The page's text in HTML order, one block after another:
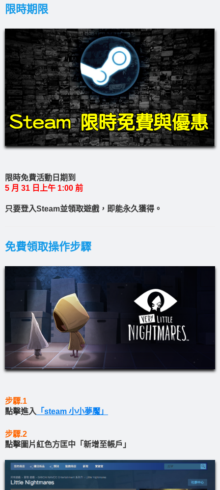
限時期限
限時免費活動日期到
5 月 31 日上午 1:00 前
只要登入Steam並領取遊戲，即能永久獲得。
免費領取操作步驟
步驟.1
點擊進入 「steam 小小夢魘」
步驟.2
點擊圖片紅色方匡中「新增至帳戶」